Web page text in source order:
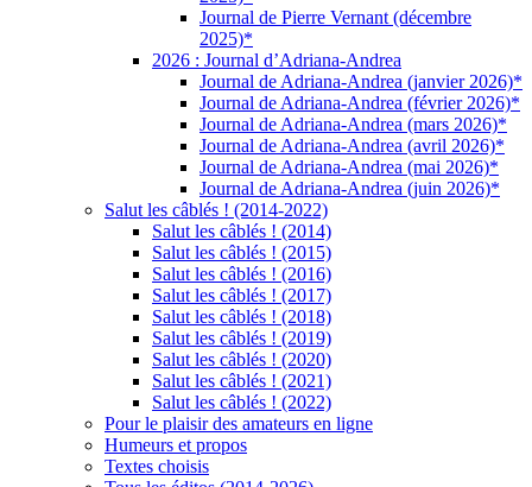
Journal de Pierre Vernant (décembre
2025)*
2026 : Journal d’Adriana-Andrea
Journal de Adriana-Andrea (janvier 2026)*
Journal de Adriana-Andrea (février 2026)*
Journal de Adriana-Andrea (mars 2026)*
Journal de Adriana-Andrea (avril 2026)*
Journal de Adriana-Andrea (mai 2026)*
Journal de Adriana-Andrea (juin 2026)*
Salut les câblés ! (2014-2022)
Salut les câblés ! (2014)
Salut les câblés ! (2015)
Salut les câblés ! (2016)
Salut les câblés ! (2017)
Salut les câblés ! (2018)
Salut les câblés ! (2019)
Salut les câblés ! (2020)
Salut les câblés ! (2021)
Salut les câblés ! (2022)
Pour le plaisir des amateurs en ligne
Humeurs et propos
Textes choisis